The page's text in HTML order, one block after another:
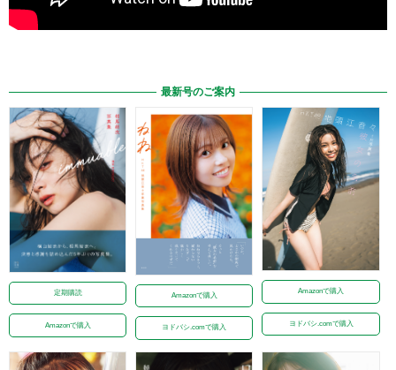
最新号のご案内
定期購読
Amazonで購入
Amazonで購入
ヨドバシ.comで購入
Amazonで購入
ヨドバシ.comで購入